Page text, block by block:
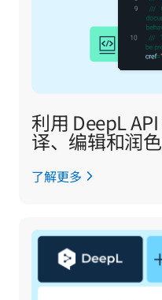
利用 DeepL
译、编辑和润
了解更多